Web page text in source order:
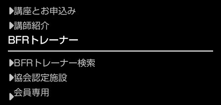
講座とお申込み
講師紹介
BFRトレーナー
BFRトレーナー検索
協会認定施設
会員専用